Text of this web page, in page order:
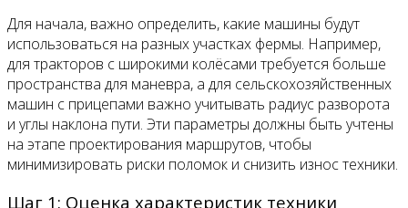
Для начала, важно определить, какие машины будут
использоваться на разных участках фермы. Например,
для тракторов с широкими колёсами требуется больше
пространства для маневра, а для сельскохозяйственных
машин с прицепами важно учитывать радиус разворота
и углы наклона пути. Эти параметры должны быть учтены
на этапе проектирования маршрутов, чтобы
минимизировать риски поломок и снизить износ техники.
Шаг 1: Оценка характеристик техники